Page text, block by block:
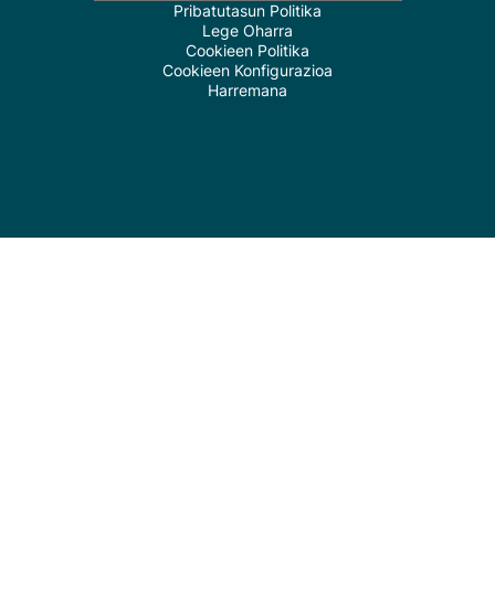
Pribatutasun Politika
Lege Oharra
Cookieen Politika
Cookieen Konfigurazioa
Harremana